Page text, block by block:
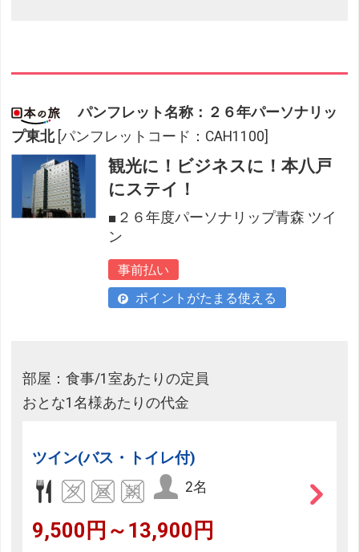
パンフレット名称：２６年パーソナリッ
プ東北 [パンフレットコード：CAH1100]
観光に！ビジネスに！本八戸
にステイ！
■２６年度パーソナリップ青森 ツイ
ン
事前払い
ポイントがたまる使える
部屋：食事/1室あたりの定員
おとな1名様あたりの代金
ツイン(バス・トイレ付)
2名
9,500円～13,900円